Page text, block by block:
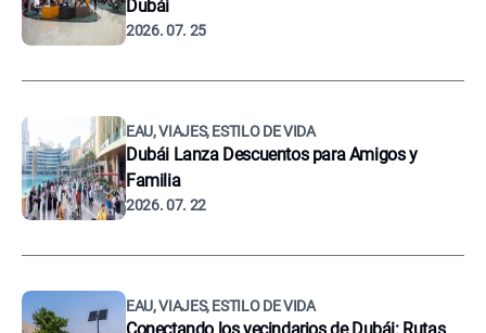
Dubái
2026. 07. 25
EAU, VIAJES, ESTILO DE VIDA
Dubái Lanza Descuentos para Amigos y
Familia
2026. 07. 22
EAU, VIAJES, ESTILO DE VIDA